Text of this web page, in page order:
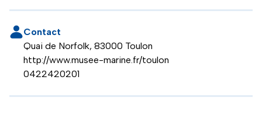
Contact
Quai de Norfolk, 83000 Toulon
http://www.musee-marine.fr/toulon
0422420201